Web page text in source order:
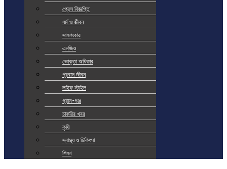
প্রেস বিজ্ঞপ্তি
ধর্ম ও জীবন
সাক্ষাৎকার
এনজিও
ভোক্তা অধিকার
প্রবাস জীবন
লাইফ স্টাইল
গ্রাম-গঞ্জ
চাকরির খবর
কৃষি
স্বাস্থ্য ও চিকিৎসা
শিক্ষা